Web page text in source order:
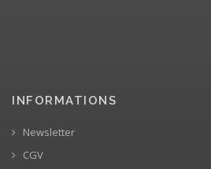
INFORMATIONS
Newsletter
CGV